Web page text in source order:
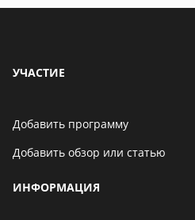
УЧАСТИЕ
Добавить программу
Добавить обзор или статью
ИНФОРМАЦИЯ